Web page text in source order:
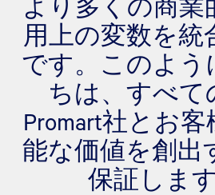
用上の変数を統
です。このよう
ちは、すべて
Promart社とお
能な価値を創出
保証します